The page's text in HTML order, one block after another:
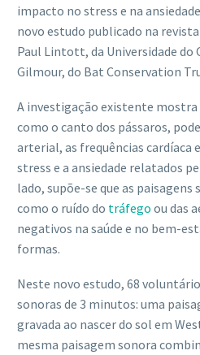
impacto no stress e na
novo estudo publicado na
Paul Lintott, da Universidade do
Gilmour, do Bat Conservation
A investigação existente mostra
como o canto dos pássaros,
arterial, as frequências cardíaca
stress e a ansiedade relatados
lado, supõe-se que as
como o ruído do tráfego ou das
negativos na saúde e no bem-
formas.
Neste novo estudo, 68
sonoras de 3 minutos: uma
gravada ao nascer do sol em
mesma paisagem sonora